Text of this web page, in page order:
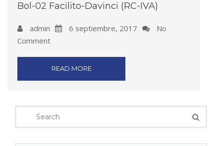
Bol-02 Facilito-Davinci (RC-IVA)
admin 6 septiembre, 2017
No
Comment
READ MORE